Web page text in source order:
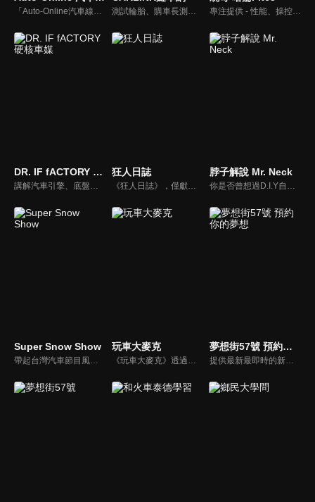
專注提供 - 性能、操控、改裝、樂趣、實用 的汽車頻道。
DR. IF fACTORY 硬核車媒
講解汽車引擎、底盤的硬知識、黑科技，「 實事求是、看到什麼講什麼 」是 「DR.IF fACTORY 硬核車媒」 的精神。
狂人日誌
《狂人日誌》，僅獻給所有試著在這個數位化年代，惦記著、堅持著那份對純粹機械無止盡熱愛的熱血車狂們。
脖子解說 Mr. Neck
你是否曾想過D.I.Y自己的愛車卻尋求不到協助？你是否考慮特定車款卻不知風評如何？你是否想跟廣大的車友們交流、交心、交朋友？分享「說車、玩車、聊車」的大小事！不管你懂車、不懂車、甚至是想買車的朋友，我們會把最新的車市資訊，以及養車的小知識分享給大家！
Super Snow Show
帶起台灣汽車節目風潮，前TVBS《地球黃金線》與東森《夢想街57號》主持人，「車界女神」廖盈婷，自製談話性節目《Super Snow Show》，持續以熱情和風趣的主持風格，打造出高人氣試車頻道，介紹車與生活。
玩車大麥克
《玩車大麥克》透過輕鬆、愉快的方式，把汽車、親子、旅遊與美食等相關資訊傳達給網友們。玩樂生活、輕鬆懂車！
夢想街57號 預約你的夢想
提供最新最即時的新車資訊、邀請汽車達人分享試車報告，同時幫觀眾做最仔細的車款集評！還有專家分享最實用、最省錢的愛車維修撇步，甚至將難得一見的限量車、改裝車直接搬到棚內，將更專業、更豐富、更多元化的內容呈現給觀眾。